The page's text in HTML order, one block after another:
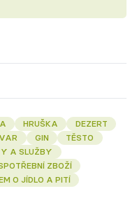
HRUŠKA
DEZERT
GIN
TĚSTO
A SLUŽBY
ZBOŽÍ
O JÍDLO A PITÍ